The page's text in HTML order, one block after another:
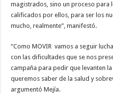
magistrados, sino un proceso para
calificados por ellos, para ser los
mucho, realmente”, manifestó.
“Como MOVIR vamos a seguir
con las dificultades que se nos
campaña para pedir que levanten
queremos saber de la salud y
argumentó Mejía.